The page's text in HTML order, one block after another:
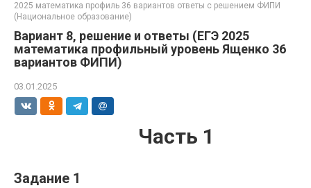
2025 математика профиль 36 вариантов ответы с решением ФИПИ
(Национальное образование)
Вариант 8, решение и ответы (ЕГЭ 2025
математика профильный уровень Ященко 36
вариантов ФИПИ)
03.01.2025
Часть 1
Задание 1